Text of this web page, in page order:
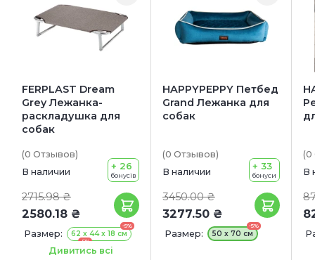
FERPLAST Dream
Grey Лежанка-
раскладушка для
собак
(0 Отзывов)
В наличии
2715.98 ₴
2580.18 ₴
+ 26
бонусів
Размер:
-5%
62 x 44 x 18 см
-5%
84 x 54 x 18 см
-5%
Дивитись всі
HAPPYPEPPY Петбед
Grand Лежанка для
собак
(0 Отзывов)
В наличии
3450.00 ₴
3277.50 ₴
+ 33
бонуси
Размер:
-5%
50 х 70 см
(0
В